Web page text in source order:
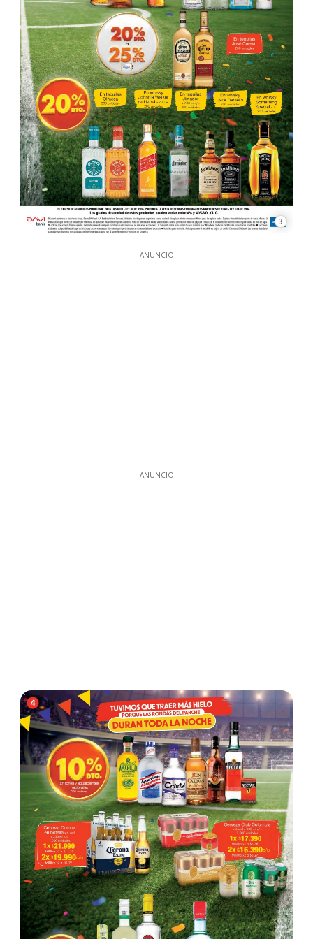
3
ANUNCIO
ANUNCIO